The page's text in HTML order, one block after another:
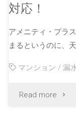
対応！
アメニティ・プラ
まるというのに、
マンション /漏
Read more